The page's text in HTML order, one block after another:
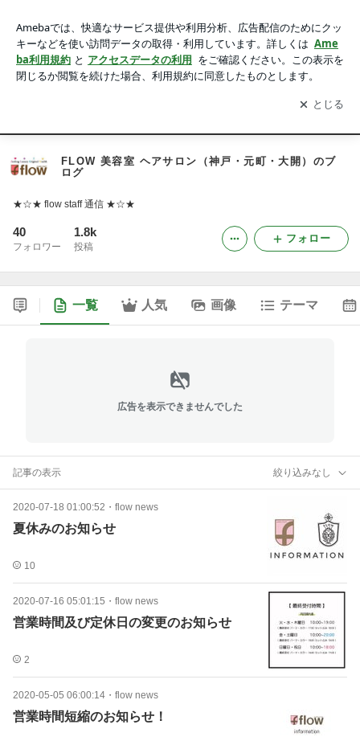
アプリをダウンロードして ブログの更新通知
を受け取りまし
ょう。
開く
FLOW 美容室 ヘアサロン（神戸・元町・大開）のブ
ログ
★☆★ flow staff 通信 ★☆★
40
フォロワー
1.8k
投稿
フォロー
一覧 人気 画像 テーマ
広告を表示できませんでした
記事の表示 絞り込みなし
2020-07-18 01:00:52 ・ flow news
夏休みのお知らせ
10
2020-07-16 05:01:15 ・ flow news
営業時間及び定休日の変更のお知らせ
2
2020-05-05 06:00:14 ・ flow news
営業時間短縮のお知らせ！